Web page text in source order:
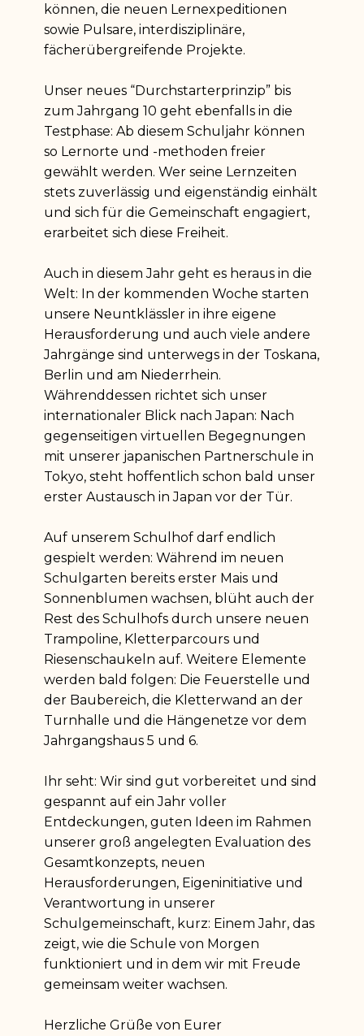
können, die neuen Lernexpeditionen
sowie Pulsare, interdisziplinäre,
fächerübergreifende Projekte.
Unser neues “Durchstarterprinzip” bis
zum Jahrgang 10 geht ebenfalls in die
Testphase: Ab diesem Schuljahr können
so Lernorte und -methoden freier
gewählt werden. Wer seine Lernzeiten
stets zuverlässig und eigenständig einhält
und sich für die Gemeinschaft engagiert,
erarbeitet sich diese Freiheit.
Auch in diesem Jahr geht es heraus in die
Welt: In der kommenden Woche starten
unsere Neuntklässler in ihre eigene
Herausforderung und auch viele andere
Jahrgänge sind unterwegs in der Toskana,
Berlin und am Niederrhein.
Währenddessen richtet sich unser
internationaler Blick nach Japan: Nach
gegenseitigen virtuellen Begegnungen
mit unserer japanischen Partnerschule in
Tokyo, steht hoffentlich schon bald unser
erster Austausch in Japan vor der Tür.
Auf unserem Schulhof darf endlich
gespielt werden: Während im neuen
Schulgarten bereits erster Mais und
Sonnenblumen wachsen, blüht auch der
Rest des Schulhofs durch unsere neuen
Trampoline, Kletterparcours und
Riesenschaukeln auf. Weitere Elemente
werden bald folgen: Die Feuerstelle und
der Baubereich, die Kletterwand an der
Turnhalle und die Hängenetze vor dem
Jahrgangshaus 5 und 6.
Ihr seht: Wir sind gut vorbereitet und sind
gespannt auf ein Jahr voller
Entdeckungen, guten Ideen im Rahmen
unserer groß angelegten Evaluation des
Gesamtkonzepts, neuen
Herausforderungen, Eigeninitiative und
Verantwortung in unserer
Schulgemeinschaft, kurz: Einem Jahr, das
zeigt, wie die Schule von Morgen
funktioniert und in dem wir mit Freude
gemeinsam weiter wachsen.
Herzliche Grüße von Eurer